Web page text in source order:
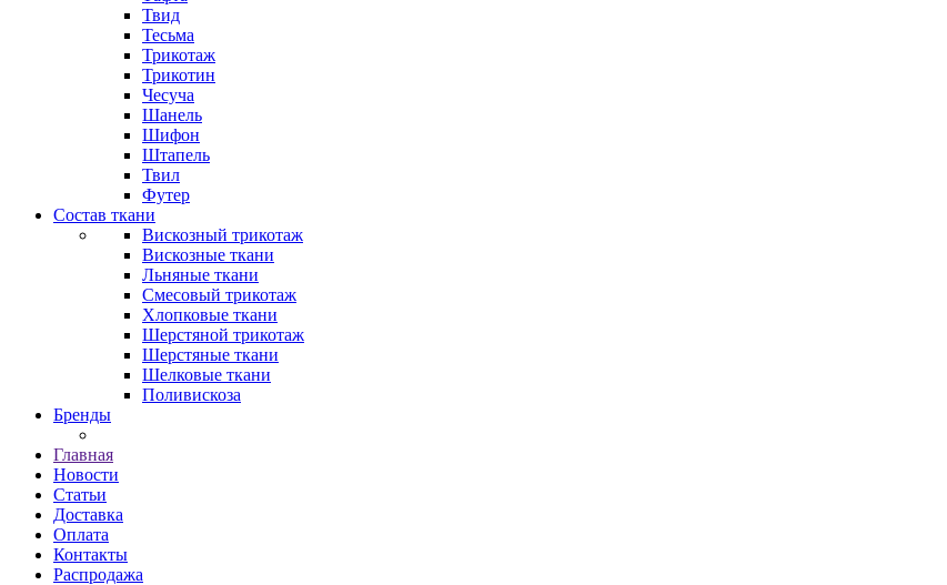
Твид
Тесьма
Трикотаж
Трикотин
Чесуча
Шанель
Шифон
Штапель
Твил
Футер
Состав ткани
Вискозный трикотаж
Вискозные ткани
Льняные ткани
Смесовый трикотаж
Хлопковые ткани
Шерстяной трикотаж
Шерстяные ткани
Шелковые ткани
Поливискоза
Бренды
Главная
Новости
Статьи
Доставка
Оплата
Контакты
Распродажа